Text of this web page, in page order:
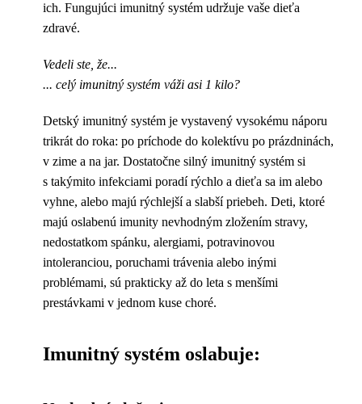
ich. Fungujúci imunitný systém udržuje vaše dieťa
zdravé.
Vedeli ste, že...
... celý imunitný systém váži asi 1 kilo?
Detský imunitný systém je vystavený vysokému náporu
trikrát do roka: po príchode do kolektívu po prázdninách,
v zime a na jar. Dostatočne silný imunitný systém si
s takýmito infekciami poradí rýchlo a dieťa sa im alebo
vyhne, alebo majú rýchlejší a slabší priebeh. Deti, ktoré
majú oslabenú imunity nevhodným zložením stravy,
nedostatkom spánku, alergiami, potravinovou
intoleranciou, poruchami trávenia alebo inými
problémami, sú prakticky až do leta s menšími
prestávkami v jednom kuse choré.
Imunitný systém oslabuje: